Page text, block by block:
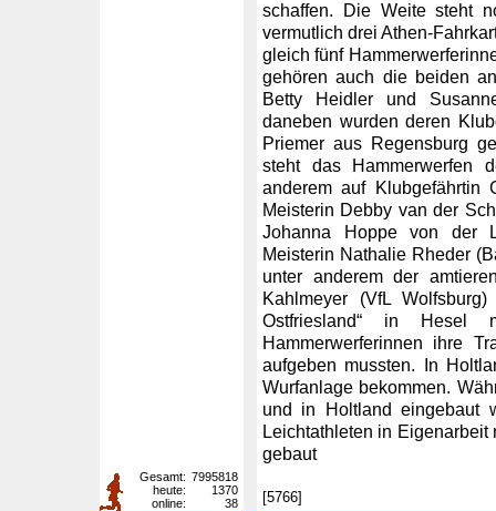
schaffen. Die Weite steht
vermutlich drei Athen-
gleich fünf
gehören auch die beiden
Betty Heidler und
daneben wurden deren
Priemer aus Regensburg
steht das Hammerwerfen
anderem auf Klubgefährtin
Meisterin Debby van der
Johanna Hoppe von der
Meisterin Nathalie Rheder
unter anderem der
Kahlmeyer (VfL
Ostfriesland“ in Hesel
Hammerwerferinnen ihre
aufgeben mussten. In
Wurfanlage bekommen.
und in Holtland eingebaut
Leichtathleten in
gebaut
[5766]
Gesamt: 7995818
heute:
1370
online:
38